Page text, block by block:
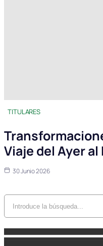
TITULARES
Viaje del Ayer al
30 Junio 2026